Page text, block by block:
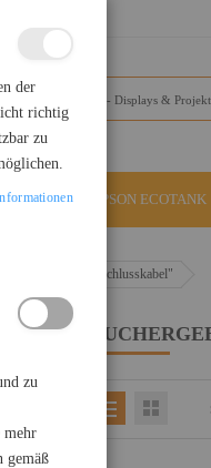
EPSON ECOTANK
Anschlusskabel"
der
richtig
zu
zu
mehr
gemäß